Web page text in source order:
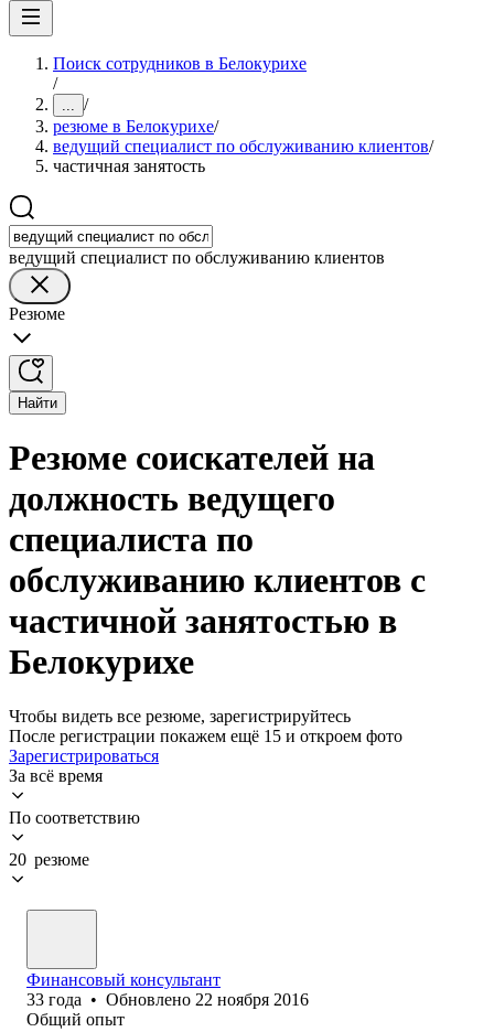
Поиск сотрудников в Белокурихе
/
... /
резюме в Белокурихе/
ведущий специалист по обслуживанию клиентов/
частичная занятость
ведущий специалист по обслуживанию клиентов
Резюме
Найти
Резюме соискателей на
должность ведущего
специалиста по
обслуживанию клиентов с
частичной занятостью в
Белокурихе
Чтобы видеть все резюме, зарегистрируйтесь
После регистрации покажем ещё 15 и откроем фото
Зарегистрироваться
За всё время
По соответствию
20 резюме
Финансовый консультант
33 года • Обновлено 22 ноября 2016
Общий опыт